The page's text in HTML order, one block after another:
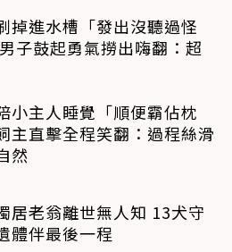
掉進水槽「發出沒聽過怪
子鼓起勇氣撈出嗨翻：超
小主人睡覺「順便霸佔枕
主直擊全程笑翻：過程絲滑
然
居老翁離世無人知 13犬守
體伴最後一程